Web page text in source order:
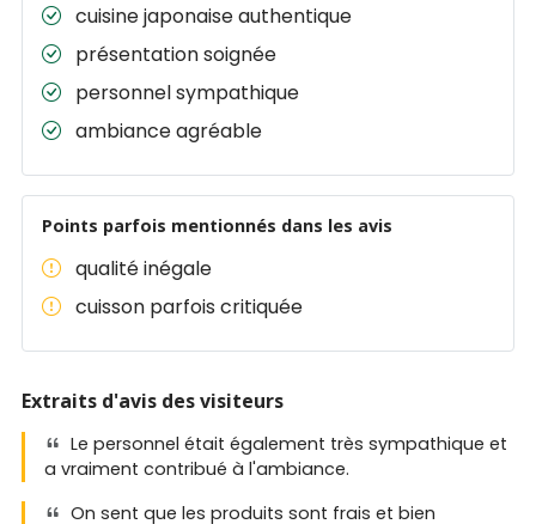
cuisine japonaise authentique
présentation soignée
personnel sympathique
ambiance agréable
Points parfois mentionnés dans les avis
qualité inégale
cuisson parfois critiquée
Extraits d'avis des visiteurs
Le personnel était également très sympathique et
a vraiment contribué à l'ambiance.
On sent que les produits sont frais et bien